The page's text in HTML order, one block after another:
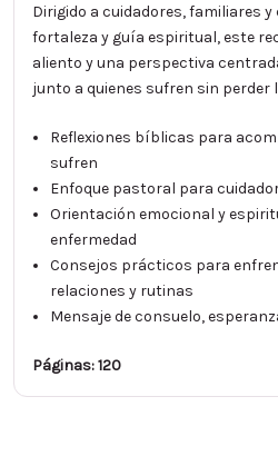
Dirigido a cuidadores, familiares
fortaleza y guía espiritual, este
aliento y una perspectiva
junto a quienes sufren sin perder
Reflexiones bíblicas para
sufren
Enfoque pastoral para
Orientación emocional y
enfermedad
Consejos prácticos para
relaciones y rutinas
Mensaje de consuelo,
Páginas: 120